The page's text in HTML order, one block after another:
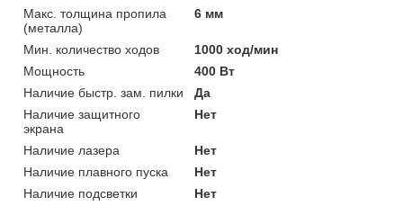
Макс. толщина пропила
(металла)
6 мм
Мин. количество ходов
1000 ход/мин
Мощность
400 Вт
Наличие быстр. зам. пилки
Да
Наличие защитного
экрана
Нет
Наличие лазера
Нет
Наличие плавного пуска
Нет
Наличие подсветки
Нет